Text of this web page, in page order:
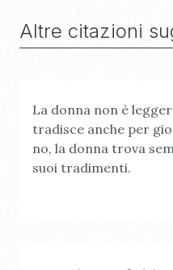
Altre citazioni
La donna non è
tradisce anche per
no, la donna trova
suoi tradimenti.